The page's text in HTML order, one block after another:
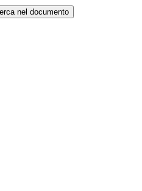
nel documento